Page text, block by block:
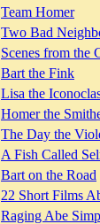
Team Homer
Two Bad
Scenes from the
Bart the Fink
Lisa the
Homer the
The Day the
A Fish Called
Bart on the Road
22 Short Films
Raging Abe